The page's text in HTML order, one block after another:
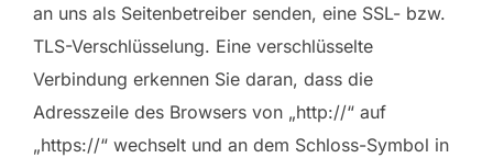
an uns als Seitenbetreiber senden, eine SSL- bzw.
TLS-Verschlüsselung. Eine verschlüsselte
Verbindung erkennen Sie daran, dass die
Adresszeile des Browsers von „http://“ auf
„https://“ wechselt und an dem Schloss-Symbol in